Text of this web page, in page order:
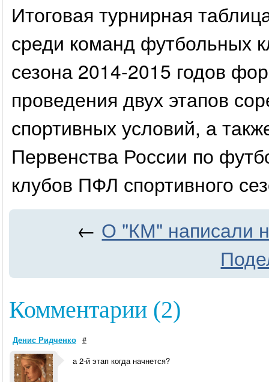
Итоговая турнирная
среди команд футбольных
сезона 2014-2015 годов
проведения двух этапов
спортивных условий, а
Первенства России по
клубов ПФЛ спортивного
← О "КМ" написали
Комментарии (2)
Денис Ридченко #
а 2-й этап когда начнется?